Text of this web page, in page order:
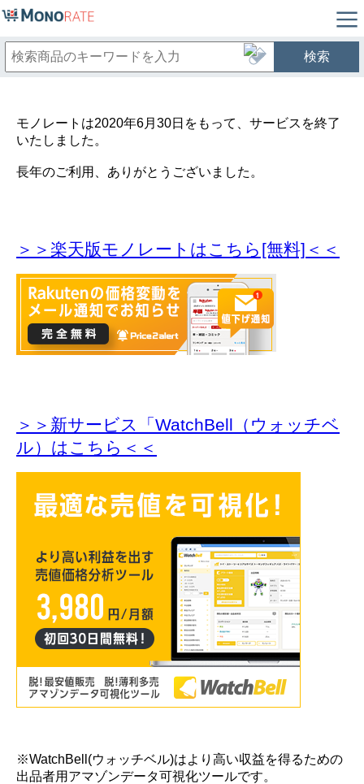
検索
モノレートは2020年6月30日をもって、サービスを終了
いたしました。
長年のご利用、ありがとうございました。
＞＞楽天版モノレートはこちら[無料]＜＜
＞＞新サービス「WatchBell（ウォッチベ
ル）はこちら＜＜
※WatchBell(ウォッチベル)はより高い収益を得るための
出品者用アマゾンデータ可視化ツールです。